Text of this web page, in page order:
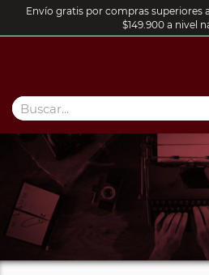
Envío gratis por compras superiores
$149.900 a nivel